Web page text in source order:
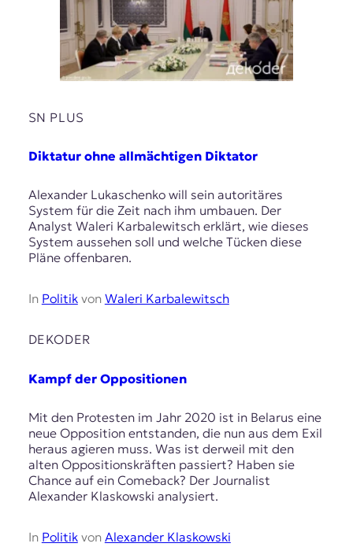
SN PLUS
Diktatur ohne allmächtigen Diktator
Alexander Lukaschenko will sein autoritäres
System für die Zeit nach ihm umbauen. Der
Analyst Waleri Karbalewitsch erklärt, wie dieses
System aussehen soll und welche Tücken diese
Pläne offenbaren.
In Politikvon Waleri Karbalewitsch
DEKODER
Kampf der Oppositionen
Mit den Protesten im Jahr 2020 ist in Belarus eine
neue Opposition entstanden, die nun aus dem Exil
heraus agieren muss. Was ist derweil mit den
alten Oppositionskräften passiert? Haben sie
Chance auf ein Comeback? Der Journalist
Alexander Klaskowski analysiert.
In Politikvon Alexander Klaskowski